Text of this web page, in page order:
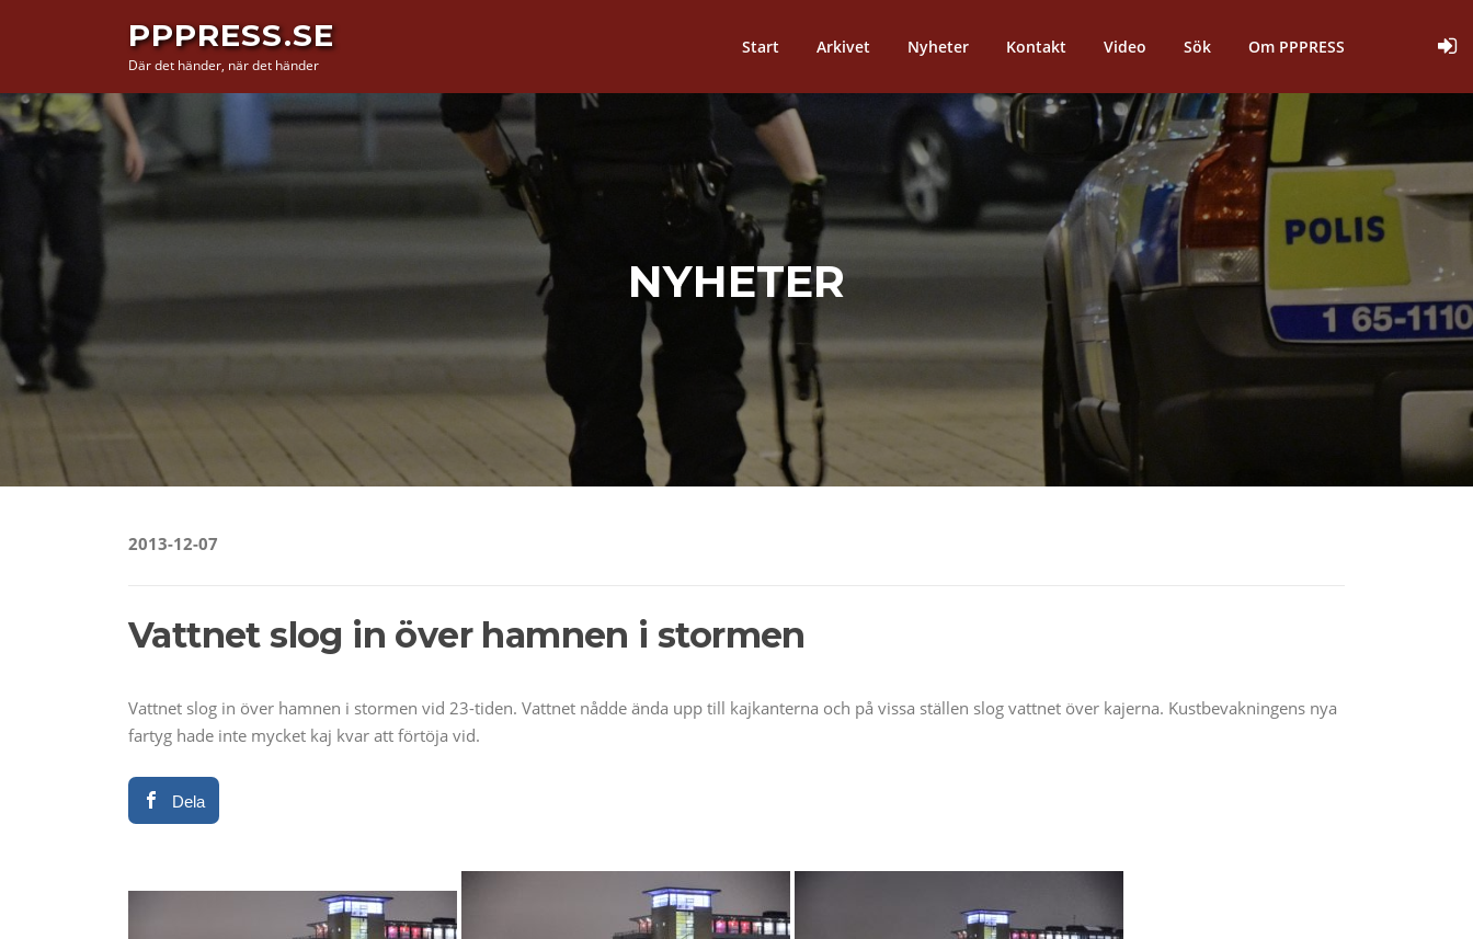
PPPRESS.SE
Där det händer, när det händer
Start Arkivet Nyheter Kontakt Video Sök Om PPPRESS
NYHETER
2013-12-07
Vattnet slog in över hamnen i stormen
Vattnet slog in över hamnen i stormen vid 23-tiden. Vattnet nådde ända upp till kajkanterna och på vissa ställen slog vattnet över kajerna. Kustbevakningens nya
fartyg hade inte mycket kaj kvar att förtöja vid.
Dela